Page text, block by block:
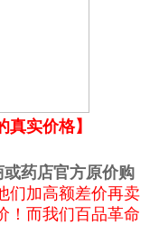
实价格】
药店官方原价购
们加高额差价再卖
！而我们百品革命